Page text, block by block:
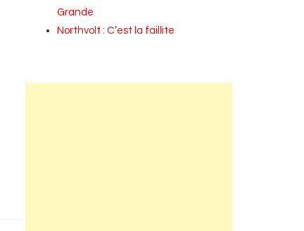
Grande
Northvolt : C’est la faillite